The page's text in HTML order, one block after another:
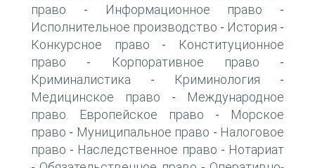
право - Информационное право -
Исполнительное производство - История -
Конкурсное право -
Конституционное
право - Корпоративное право -
Криминалистика - Криминология -
Медицинское право -
Международное
право. Европейское право -
Морское
право - Муниципальное право - Налоговое
право - Наследственное право - Нотариат